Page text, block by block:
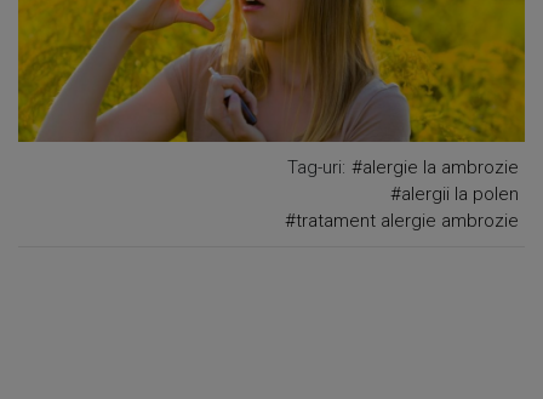
Tag-uri: #alergie la ambrozie
#alergii la polen
#tratament alergie ambrozie